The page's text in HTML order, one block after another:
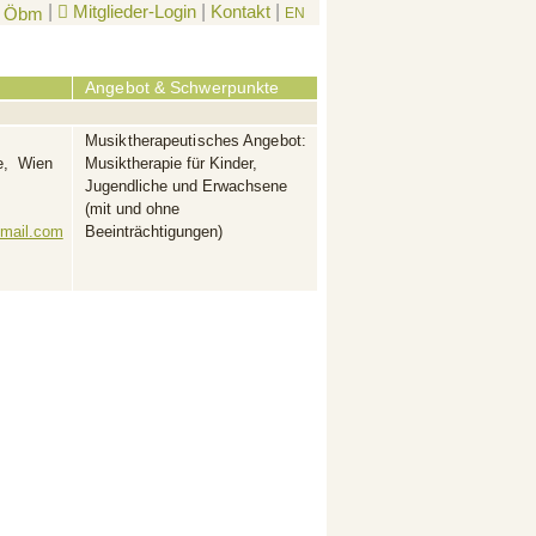
Mitglieder-Login| Kontakt| EN
Angebot & Schwerpunkte
Wien
Musiktherapeutisches Angebot:
Musiktherapie für Kinder,
Jugendliche und Erwachsene
(mit und ohne
Beeinträchtigungen)